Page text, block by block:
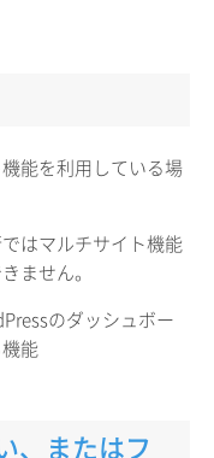
能を利用している場
はマルチサイト機能
ません。
のダッシュボー
能
、またはフ